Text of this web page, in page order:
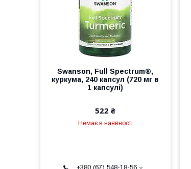
Swanson, Full Spectrum®,
куркума, 240 капсул (720 мг в
1 капсулі)
522 ₴
Немає в наявності
+380 (67) 548-18-56